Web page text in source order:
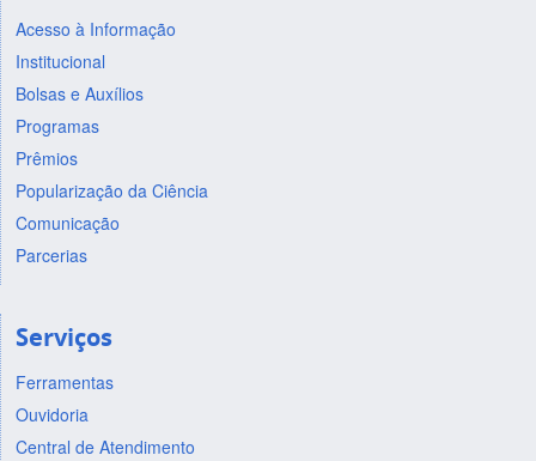
Acesso à Informação
Institucional
Bolsas e Auxílios
Programas
Prêmios
Popularização da Ciência
Comunicação
Parcerias
Serviços
Ferramentas
Ouvidoria
Central de Atendimento